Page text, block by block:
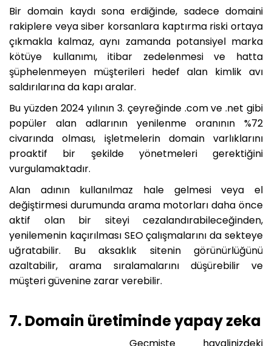
Bir domain kaydı sona erdiğinde, sadece domaini
rakiplere veya siber korsanlara kaptırma riski ortaya
çıkmakla kalmaz, aynı zamanda potansiyel marka
kötüye kullanımı, itibar zedelenmesi ve hatta
şüphelenmeyen müşterileri hedef alan kimlik avı
saldırılarına da kapı aralar.
Bu yüzden 2024 yılının 3. çeyreğinde .com ve .net gibi
popüler alan adlarının yenilenme oranının %72
civarında olması, işletmelerin domain varlıklarını
proaktif bir şekilde yönetmeleri gerektiğini
vurgulamaktadır.
Alan adının kullanılmaz hale gelmesi veya el
değiştirmesi durumunda arama motorları daha önce
aktif olan bir siteyi cezalandırabileceğinden,
yenilemenin kaçırılması SEO çalışmalarını da sekteye
uğratabilir. Bu aksaklık sitenin görünürlüğünü
azaltabilir, arama sıralamalarını düşürebilir ve
müşteri güvenine zarar verebilir.
7. Domain üretiminde yapay zeka